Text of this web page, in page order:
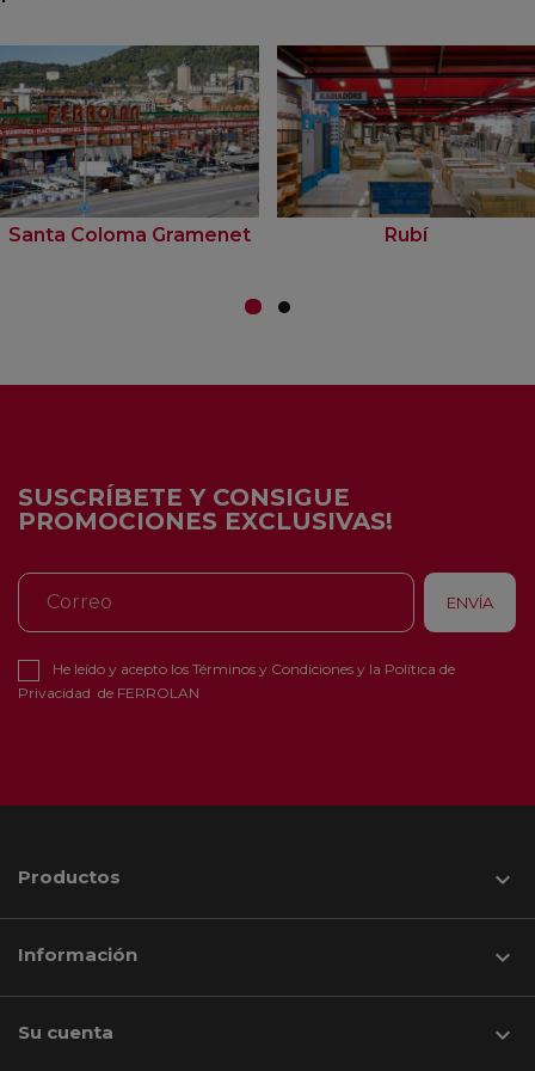
Santa Coloma Gramenet Rubí
SUSCRÍBETE Y CONSIGUE
PROMOCIONES EXCLUSIVAS!
He leído y acepto los Términos y Condiciones y la Política de
Privacidad de FERROLAN
Productos 
Información 
Su cuenta 